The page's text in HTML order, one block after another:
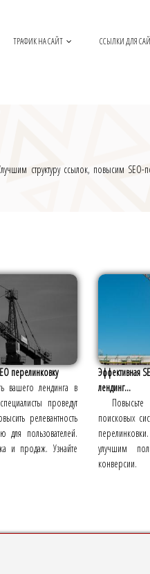
ТРАФИК НА САЙТ ССЫЛКИ ДЛЯ
структуру ссылок, повысим SEO-
перелинковку
вашего лендинга в
проведут
релевантность
для пользователей.
и продаж. Узнайте
Эффективная
лендинг...
поисковых
улучшим
конверсии.